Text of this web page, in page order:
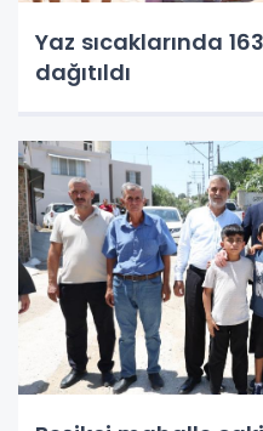
Yaz sıcaklarında
dağıtıldı